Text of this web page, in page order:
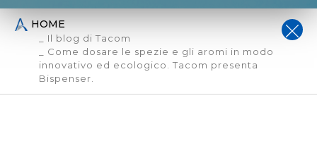
Packaging designer
BECCUCCI DOSATORI
SERVIZI
CERTIFICAZIONI
HOME
_ Il blog di Tacom
_ Come dosare le spezie e gli aromi in modo
innovativo ed ecologico. Tacom presenta
Bispenser.